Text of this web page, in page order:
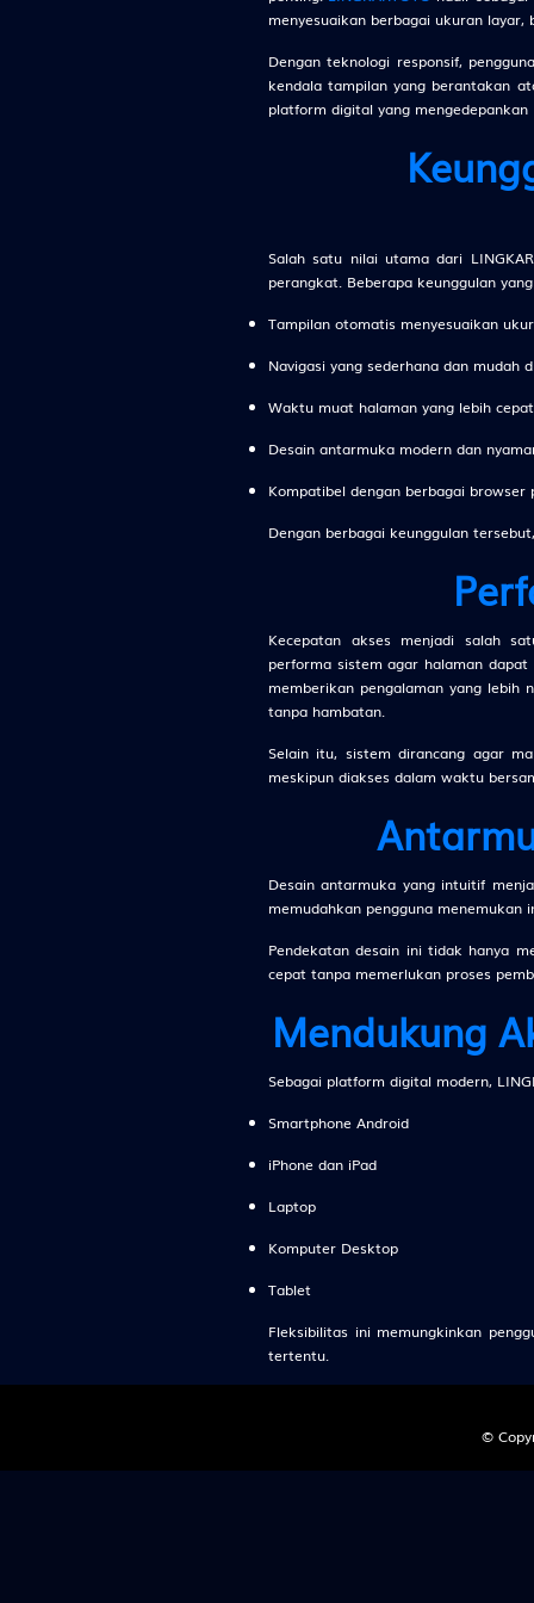
15
Pendeta
Manggis
16
Orang
Anggur -
17 Penolong
Engsel -
Bemo -
20
Lesmana
Citraksa
24
- Tas -
25
Nenek
26
Putri Raja
Penjual
Sendok -
menyesuaikan berbagai ukuran
Dengan teknologi responsif,
kendala tampilan yang berantakan
platform digital yang
Salah satu nilai utama dari
perangkat. Beberapa keunggulan
Tampilan otomatis menyesuaikan
Navigasi yang sederhana dan mudah
Waktu muat halaman yang lebih
Desain antarmuka modern dan
Kompatibel dengan berbagai browser
Dengan berbagai keunggulan
Kecepatan akses menjadi salah
performa sistem agar halaman
memberikan pengalaman yang lebih
tanpa hambatan.
Selain itu, sistem dirancang agar
meskipun diakses dalam waktu
Desain antarmuka yang intuitif
memudahkan pengguna
Pendekatan desain ini tidak hanya
cepat tanpa memerlukan proses
Mendukung
Sebagai platform digital modern,
Smartphone Android
iPhone dan iPad
Laptop
Komputer Desktop
Tablet
Fleksibilitas ini memungkinkan
tertentu.
©